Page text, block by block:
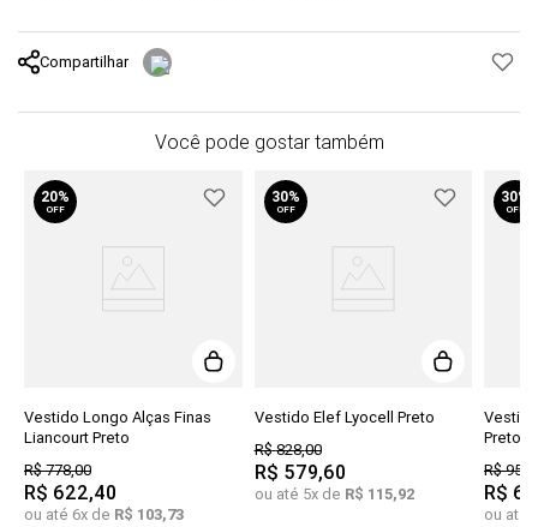
Compartilhar
Você pode gostar também
20%
OFF
Vestido Longo Alças Finas
Liancourt Preto
R$778,00
R$ 622,40
ou até 6x de R$ 103,73
30%
OFF
Vestido Elef Lyocell Preto
R$828,00
R$ 579,60
ou até 5x de R$ 115,92
30%
OFF
Preto
R$958
R$
ou até